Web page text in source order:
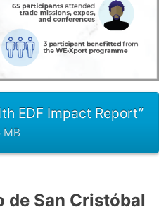
EDF Impact Report”
MB
de San Cristóbal